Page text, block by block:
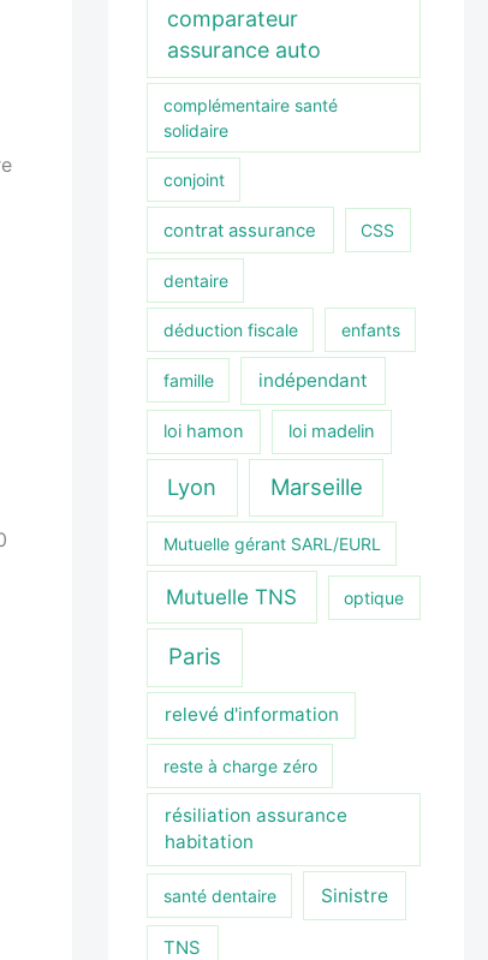
comparateur
assurance auto
complémentaire santé
solidaire
conjoint
contrat assurance CSS
dentaire
déduction fiscale enfants
famille indépendant
loi hamon loi madelin
Lyon Marseille
Mutuelle gérant SARL/EURL
Mutuelle TNS optique
Paris
relevé d'information
reste à charge zéro
résiliation assurance
habitation
santé dentaire Sinistre
TNS